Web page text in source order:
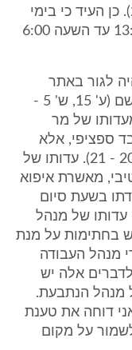
ואפריל 99 הן שלו (ע' 13, ש' 21 - 23). כן העיד כי בימי
שישי ובחגים האתר נמסר בשעה 13:00 עד השעה 6:00
לגור באתר
באורח קבוע וסילק אנשים שהגיעו לשם (ע' 15, ש' 5 -
זאת, מעדותו של מר
ספציפי, אלא
התייחס לחברת השמירה (ע' 16, ש' 20 - 21). עדותו של
מאשרת איפוא
בשעת סיום
עדותו של מנהל
בחתימות על מנת
מנהל העבודה
גניבות (ע' 46, ש' 8 - 10). לדברים אלה יש
לתצהירו של מנהל הנתבעת.
דוחה את טענת
על מקום